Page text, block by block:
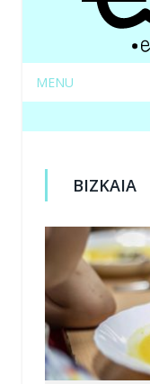
MENU
BIZKAIA